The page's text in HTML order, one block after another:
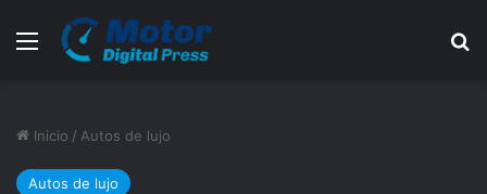
Menú
Inicio / Autos de lujo
Autos de lujo